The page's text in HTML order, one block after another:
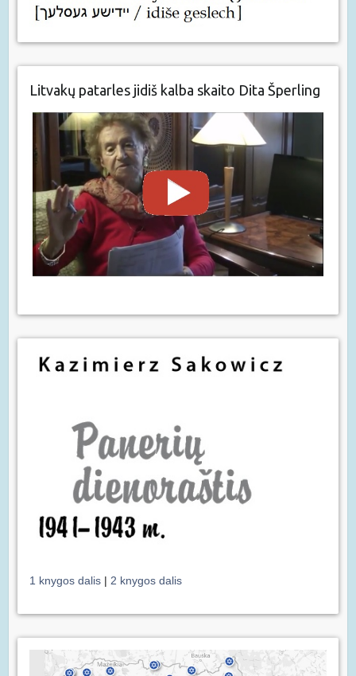
Litvakų patarles jidiš kalba skaito Dita Šperling
1 knygos dalis | 2 knygos dalis